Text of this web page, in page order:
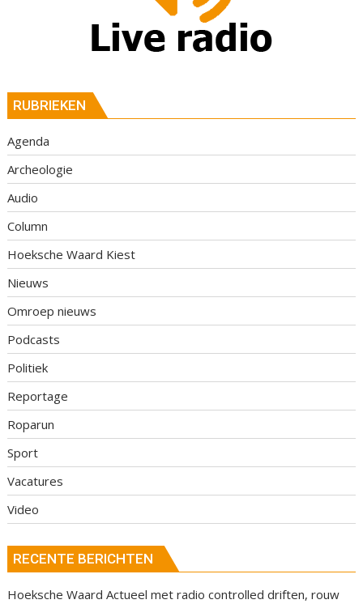
RUBRIEKEN
Agenda
Archeologie
Audio
Column
Hoeksche Waard Kiest
Nieuws
Omroep nieuws
Podcasts
Politiek
Reportage
Roparun
Sport
Vacatures
Video
RECENTE BERICHTEN
Hoeksche Waard Actueel met radio controlled driften, rouw